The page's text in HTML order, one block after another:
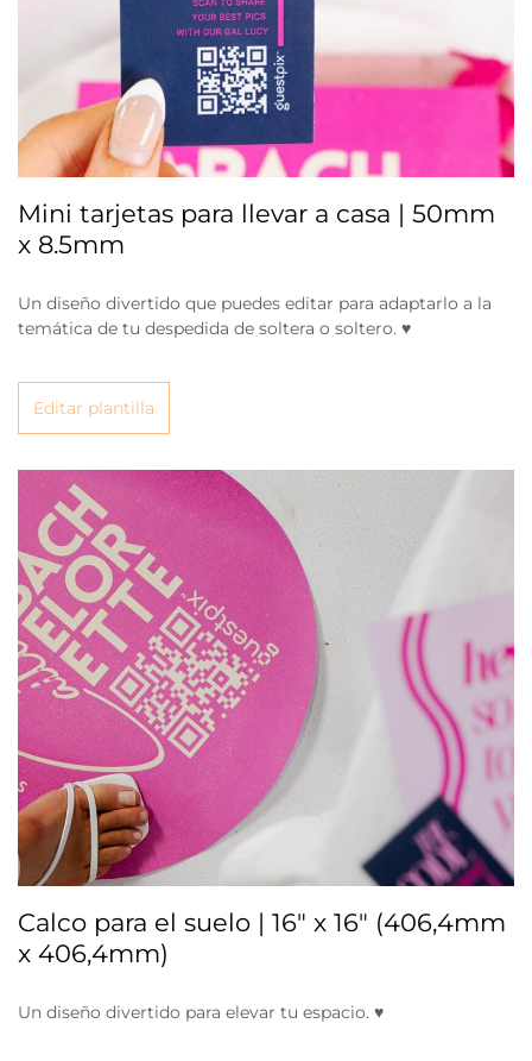
Mini tarjetas para llevar a casa | 50mm
x 8.5mm
Un diseño divertido que puedes editar para adaptarlo a la
temática de tu despedida de soltera o soltero. ♥
Editar plantilla
Calco para el suelo | 16" x 16" (406,4mm
x 406,4mm)
Un diseño divertido para elevar tu espacio. ♥